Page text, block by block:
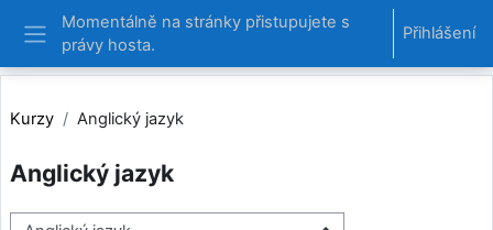
Přejít k hlavnímu obsahu
Boční panel
Momentálně na stránky přistupujete s
právy hosta.
Přihlášení
Kurzy Anglický jazyk
Anglický jazyk